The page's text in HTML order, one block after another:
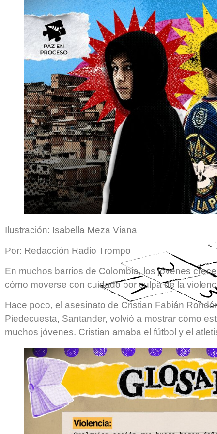
Ilustración: Isabella Meza Viana
Por: Redacción Radio Trompo
En muchos barrios de Colombia, los jóvenes
cómo moverse con cuidado por culpa de la
Hace poco, el asesinato de Cristian Fabián
Piedecuesta, Santander, volvió a mostrar cómo
muchos jóvenes. Cristian amaba el fútbol y el